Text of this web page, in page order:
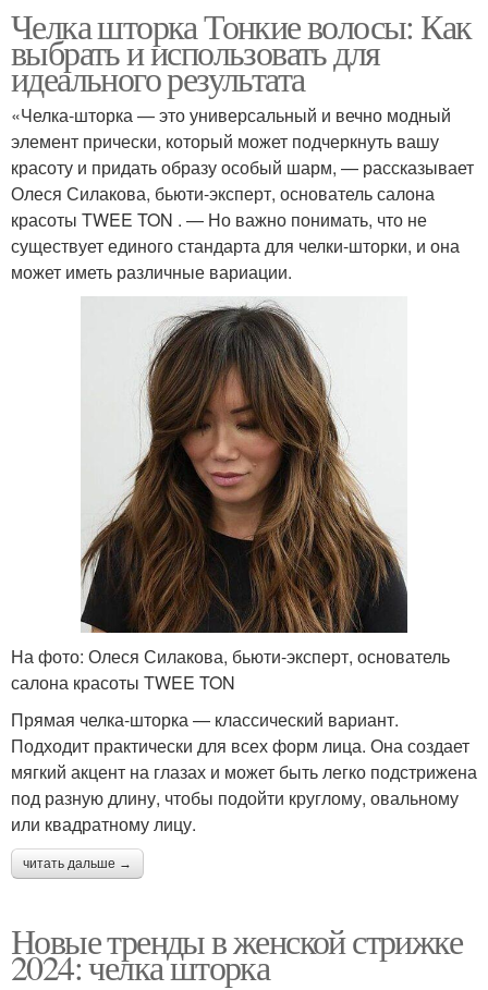
Челка шторка Тонкие волосы: Как
выбрать и использовать для
идеального результата
«Челка-шторка — это универсальный и вечно модный
элемент прически, который может подчеркнуть вашу
красоту и придать образу особый шарм, — рассказывает
Олеся Силакова, бьюти-эксперт, основатель салона
красоты TWEE TON . — Но важно понимать, что не
существует единого стандарта для челки-шторки, и она
может иметь различные вариации.
На фото: Олеся Силакова, бьюти-эксперт, основатель
салона красоты TWEE TON
Прямая челка-шторка — классический вариант.
Подходит практически для всех форм лица. Она создает
мягкий акцент на глазах и может быть легко подстрижена
под разную длину, чтобы подойти круглому, овальному
или квадратному лицу.
читать дальше →
Новые тренды в женской стрижке
2024: челка шторка